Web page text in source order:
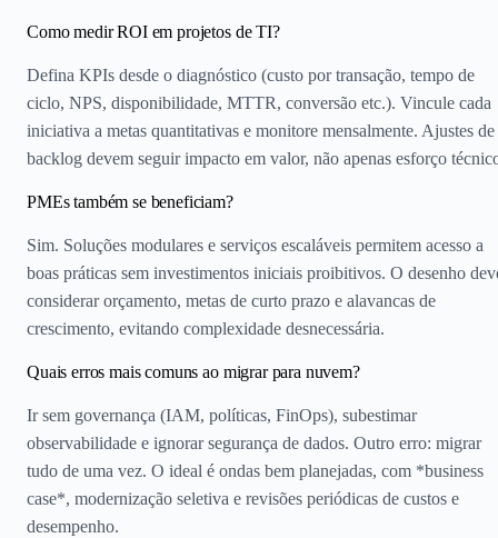
Como medir ROI em projetos de TI?
Defina KPIs desde o diagnóstico (custo por transação, tempo de
ciclo, NPS, disponibilidade, MTTR, conversão etc.). Vincule cada
iniciativa a metas quantitativas e monitore mensalmente. Ajustes de
backlog devem seguir impacto em valor, não apenas esforço
PMEs também se beneficiam?
Sim. Soluções modulares e serviços escaláveis permitem acesso a
boas práticas sem investimentos iniciais proibitivos. O desenho
considerar orçamento, metas de curto prazo e alavancas de
crescimento, evitando complexidade desnecessária.
Quais erros mais comuns ao migrar para nuvem?
Ir sem governança (IAM, políticas, FinOps), subestimar
observabilidade e ignorar segurança de dados. Outro erro: migrar
tudo de uma vez. O ideal é ondas bem planejadas, com *business
case*, modernização seletiva e revisões periódicas de custos e
desempenho.